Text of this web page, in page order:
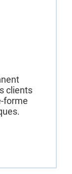
clients
forme